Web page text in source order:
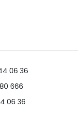
06 36
666
06 36